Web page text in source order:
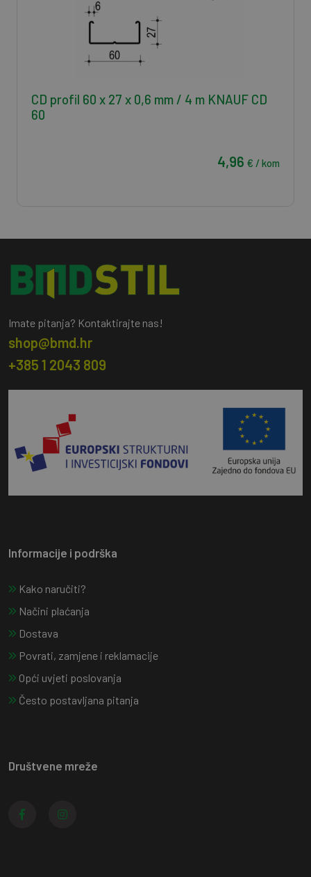
CD profil 60 x 27 x 0,6 mm / 4 m KNAUF CD
60
4,96 € / kom
Imate pitanja? Kontaktirajte nas!
shop@bmd.hr
+385 1 2043 809
Informacije i podrška
Kako naručiti?
Načini plaćanja
Dostava
Povrati, zamjene i reklamacije
Opći uvjeti poslovanja
Često postavljana pitanja
Društvene mreže